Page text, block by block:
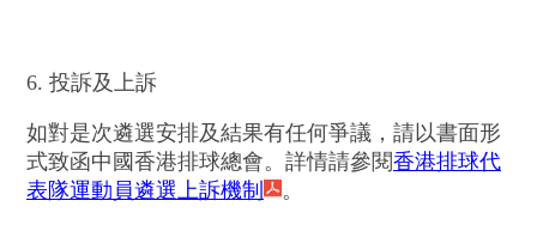
6. 投訴及上訴
如對是次遴選安排及結果有任何爭議，請以書面形
式致函中國香港排球總會。詳情請參閱香港排球代
表隊運動員遴選上訴機制
。